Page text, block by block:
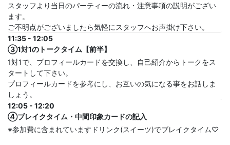
スタッフより当日のパーティーの流れ・注意事項の説明がござい
ます。
ご不明点がございましたら気軽にスタッフへお声掛け下さい。
11:35 - 12:05
③1対1のトークタイム【前半】
1対1で、プロフィールカードを交換し、自己紹介からトークをス
タートして下さい。
プロフィールカードを参考にし、お互いの気になる事をお話しま
しょう。
12:05 - 12:20
④ブレイクタイム・中間印象カードの記入
※参加費に含まれていますドリンク(スイーツ)でブレイクタイム♡